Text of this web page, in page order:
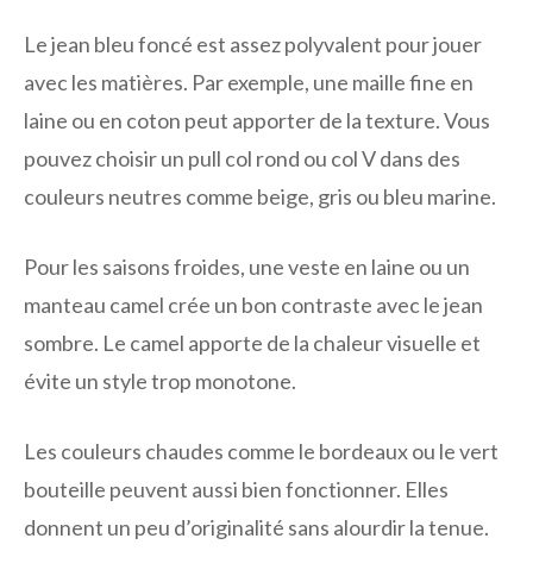
Le jean bleu foncé est assez polyvalent pour jouer
avec les matières. Par exemple, une maille fine en
laine ou en coton peut apporter de la texture. Vous
pouvez choisir un pull col rond ou col V dans des
couleurs neutres comme beige, gris ou bleu marine.
Pour les saisons froides, une veste en laine ou un
manteau camel crée un bon contraste avec le jean
sombre. Le camel apporte de la chaleur visuelle et
évite un style trop monotone.
Les couleurs chaudes comme le bordeaux ou le vert
bouteille peuvent aussi bien fonctionner. Elles
donnent un peu d’originalité sans alourdir la tenue.